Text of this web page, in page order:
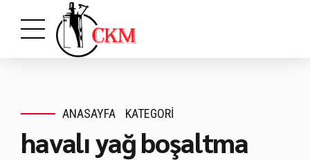
ANASAYFA KATEGORI
havalı yağ boşaltma